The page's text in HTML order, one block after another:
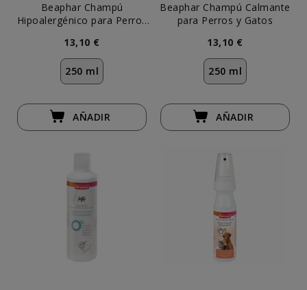
Beaphar Champú
Hipoalergénico para Perros
13,10 €
250 ml
AÑADIR
Beaphar Champú Calmante
para Perros y Gatos
13,10 €
250 ml
AÑADIR